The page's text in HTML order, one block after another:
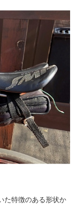
た特徴のある形状か